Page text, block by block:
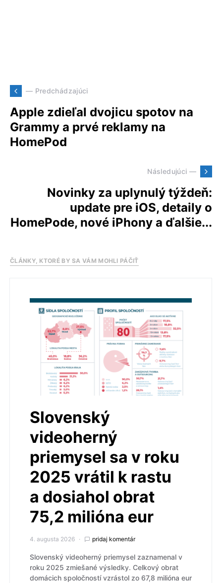
— Predchádzajúci
Apple zdieľal dvojicu spotov na
Grammy a prvé reklamy na
HomePod
Následujúci —
Novinky za uplynulý týždeň:
update pre iOS, detaily o
HomePode, nové iPhony a ďalšie...
ČLÁNKY, KTORÉ BY SA VÁM MOHLI PÁČIŤ
Slovenský
videoherný
priemysel sa v roku
2025 vrátil k rastu
a dosiahol obrat
75,2 milióna eur
4. augusta 2026 pridaj komentár
Slovenský videoherný priemysel zaznamenal v
roku 2025 zmiešané výsledky. Celkový obrat
domácich spoločností vzrástol zo 67,8 milióna eur